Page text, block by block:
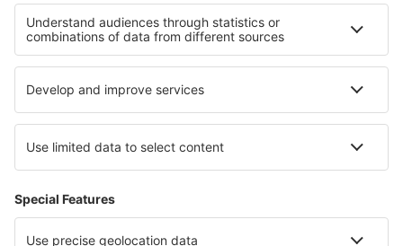
Support och kontakt
Integritet
Länder